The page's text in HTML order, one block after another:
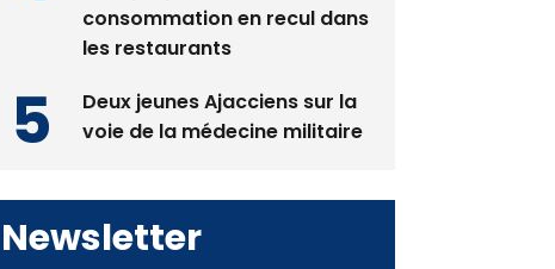
Deux jeunes Ajacciens sur la